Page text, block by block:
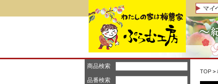
商品検索
品番検索
TOP>